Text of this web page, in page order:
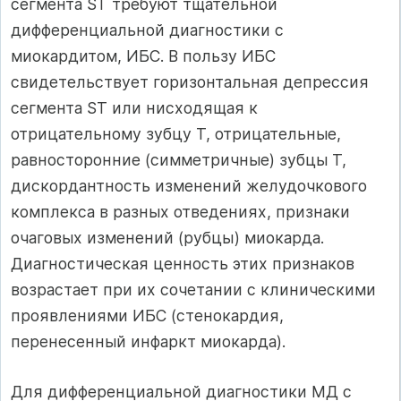
сегмента ST требуют тщательной
дифференциальной диагностики с
миокардитом, ИБС. В пользу ИБС
свидетельствует горизонтальная депрессия
сегмента ST или нисходящая к
отрицательному зубцу Т, отрицательные,
равносторонние (симметричные) зубцы Т,
дискордантность изменений желудочкового
комплекса в разных отведениях, признаки
очаговых изменений (рубцы) миокарда.
Диагностическая ценность этих признаков
возрастает при их сочетании с клиническими
проявлениями ИБС (стенокардия,
перенесенный инфаркт миокарда).
Для дифференциальной диагностики МД с